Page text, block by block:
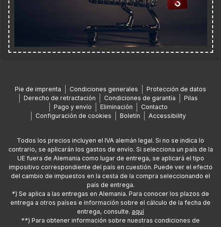
Pie de imprenta Condiciones generales
Protección de datos
Derecho de retractación
Condiciones de garantía
Pilas
Pago y envío
Eliminación
Contacto
Configuración de cookies
Boletín Accessibility
Todos los precios incluyen el IVA alemán legal. Si no se indica lo
contrario, se aplicarán los gastos de envío. Si selecciona un país de la
UE fuera de Alemania como lugar de entrega, se aplicará el tipo
impositivo correspondiente del país en cuestión. Puede ver el efecto
del cambio de impuestos en la cesta de la compra seleccionando el
país de entrega.
*) Se aplica a las entregas en Alemania. Para conocer los plazos de
entrega a otros países e información sobre el cálculo de la fecha de
entrega, consulte. aquí
**) Para obtener información sobre nuestras condiciones de